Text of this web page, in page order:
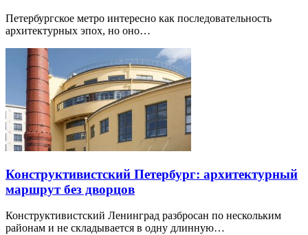
Петербургское метро интересно как последовательность
архитектурных эпох, но оно…
Конструктивистский Петербург: архитектурный
маршрут без дворцов
Конструктивистский Ленинград разбросан по нескольким
районам и не складывается в одну длинную…